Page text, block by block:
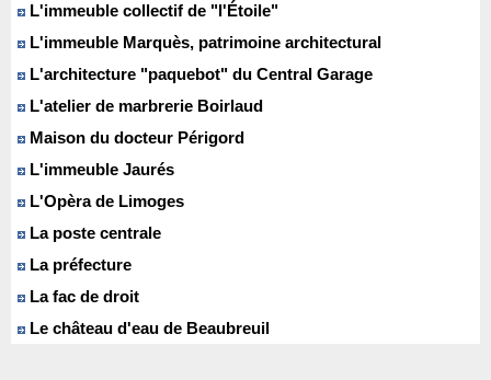
L'immeuble collectif de "l'Étoile"
L'immeuble Marquès, patrimoine architectural
L'architecture "paquebot" du Central Garage
L'atelier de marbrerie Boirlaud
Maison du docteur Périgord
L'immeuble Jaurés
L'Opèra de Limoges
La poste centrale
La préfecture
La fac de droit
Le château d'eau de Beaubreuil